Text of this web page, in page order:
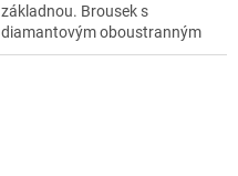
základnou. Brousek s
diamantovým oboustranným
povrchem. Velká plocha